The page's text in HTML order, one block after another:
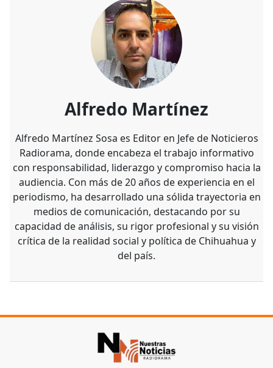
Alfredo Martínez
Alfredo Martínez Sosa es Editor en Jefe de Noticieros
Radiorama, donde encabeza el trabajo informativo
con responsabilidad, liderazgo y compromiso hacia la
audiencia. Con más de 20 años de experiencia en el
periodismo, ha desarrollado una sólida trayectoria en
medios de comunicación, destacando por su
capacidad de análisis, su rigor profesional y su visión
crítica de la realidad social y política de Chihuahua y
del país.